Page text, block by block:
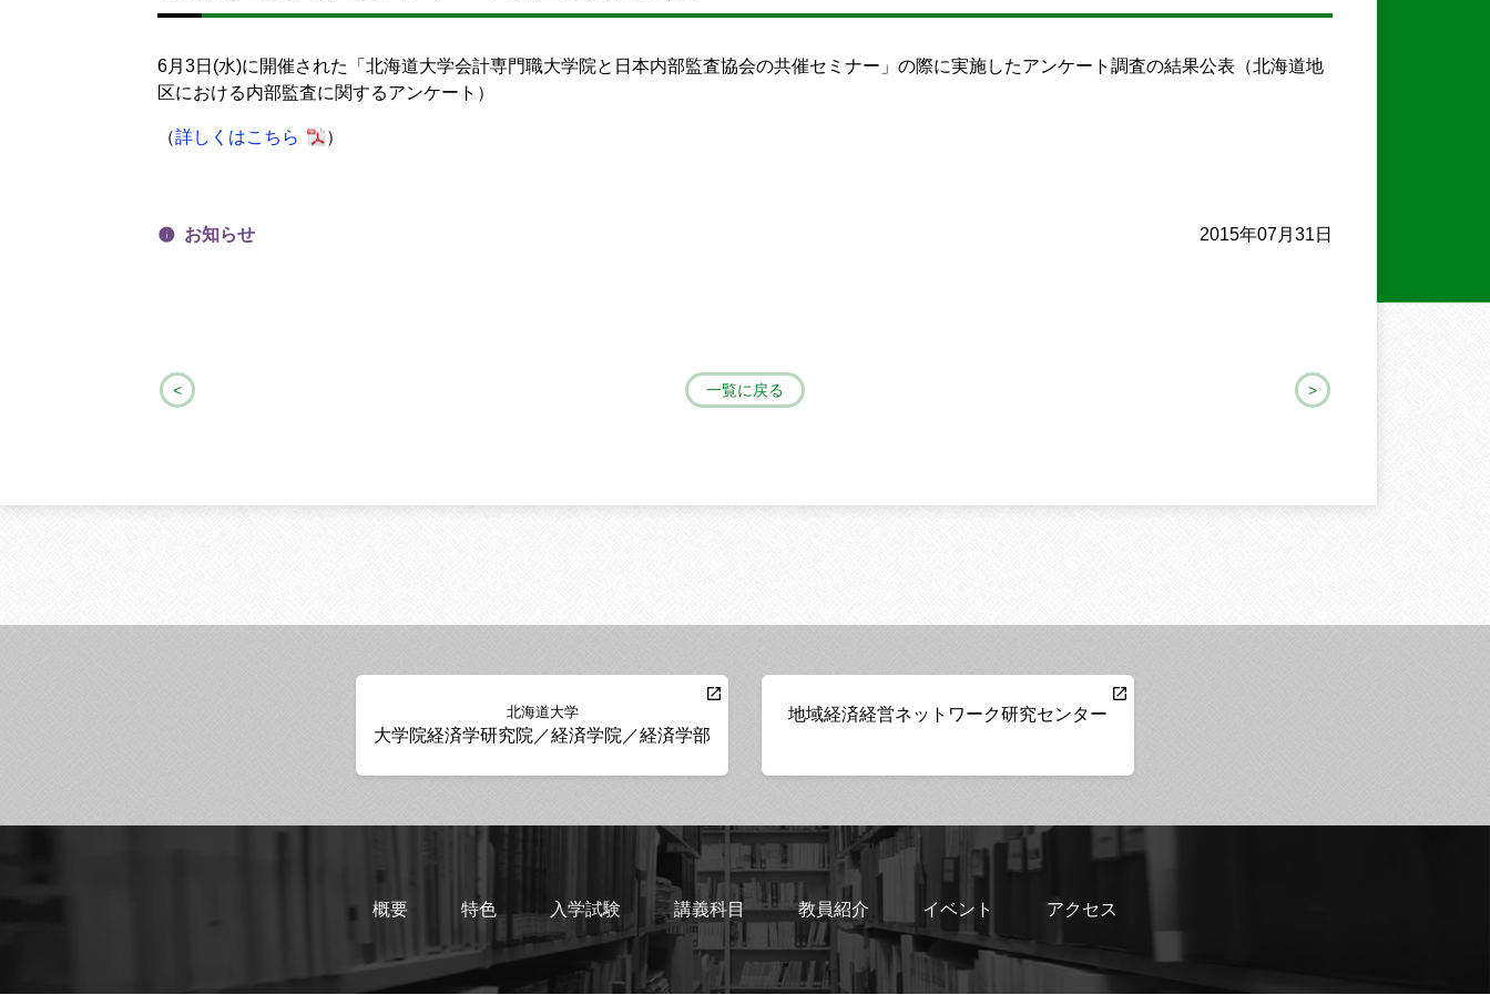
6月3日(水)に開催された「北海道大学会計専門職大学院と日本内部監査協会の共催セミナー」の際に実施したアンケート調査の結果公表（北海道地
区における内部監査に関するアンケート）
（詳しくはこちら ）
お知らせ 2015年07月31日
< 一覧に戻る >
北海道大学
大学院経済学研究院／経済学院／経済学部
地域経済経営ネットワーク研究センター
概要 特色 入学試験 講義科目 教員紹介 イベント アクセス